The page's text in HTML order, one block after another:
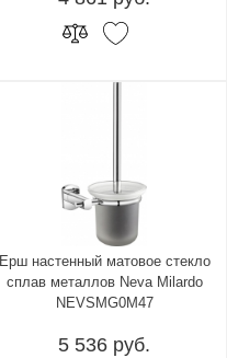
Ерш настенный матовое стекло
сплав металлов Neva Milardo
NEVSMG0M47
5 536 руб.